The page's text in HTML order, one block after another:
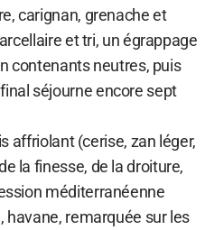
carignan, grenache et
et tri, un égrappage
contenants neutres, puis
séjourne encore sept
affriolant (cerise, zan léger,
la finesse, de la droiture,
méditerranéenne
havane, remarquée sur les